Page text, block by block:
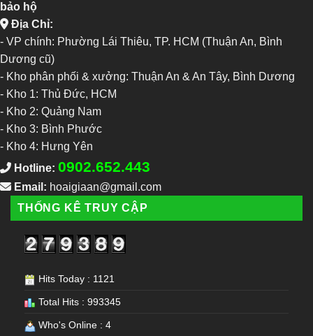
bảo hộ
Địa Chỉ:
- VP chính: Phường Lái Thiêu, TP. HCM (Thuận An, Bình
Dương cũ)
- Kho phân phối & xưởng: Thuận An & An Tây, Bình Dương
- Kho 1: Thủ Đức, HCM
- Kho 2: Quảng Nam
- Kho 3: Bình Phước
- Kho 4: Hưng Yên
Hotline: 0902.652.443
Email: hoaigiaan@gmail.com
THỐNG KÊ TRUY CẬP
Hits Today : 1121
Total Hits : 993345
Who's Online : 4